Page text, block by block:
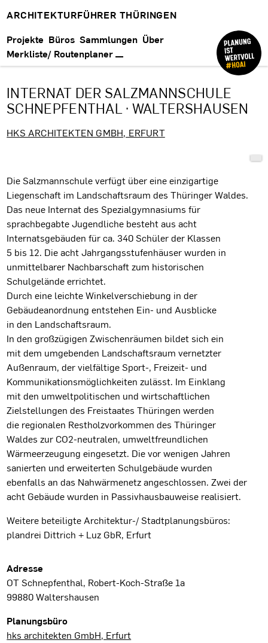
ARCHITEKTURFÜHRER THÜRINGEN
Projekte Büros Sammlungen Über
Merkliste/ Routenplaner
INTERNAT DER SALZMANNSCHULE
SCHNEPFENTHAL · WALTERSHAUSEN
HKS ARCHITEKTEN GMBH, ERFURT
Die Salzmannschule verfügt über eine einzigartige
Liegenschaft im Landschaftsraum des Thüringer Waldes.
Das neue Internat des Spezialgymnasiums für
sprachbegabte Jugendliche besteht aus acht
Internatsgebäuden für ca. 340 Schüler der Klassen
5 bis 12. Die acht Jahrgangsstufenhäuser wurden in
unmittelbarer Nachbarschaft zum historischen
Schulgelände errichtet.
Durch eine leichte Winkelverschiebung in der
Gebäudeanordnung entstehen Ein- und Ausblicke
in den Landschaftsraum.
In den großzügigen Zwischenräumen bildet sich ein
mit dem umgebenden Landschaftsraum vernetzter
Außenraum, der vielfältige Sport-, Freizeit- und
Kommunikationsmöglichkeiten zulässt. Im Einklang
mit den umweltpolitischen und wirtschaftlichen
Zielstellungen des Freistaates Thüringen werden
die regionalen Restholzvorkommen des Thüringer
Waldes zur CO2-neutralen, umweltfreundlichen
Wärmeerzeugung eingesetzt. Die vor wenigen Jahren
sanierten und erweiterten Schulgebäude wurden
ebenfalls an das Nahwärmenetz angeschlossen. Zwei der
acht Gebäude wurden in Passivhausbauweise realisiert.
Weitere beteiligte Architektur-/ Stadtplanungsbüros:
plandrei Dittrich + Luz GbR, Erfurt
Projektdaten
Adresse
OT Schnepfenthal, Robert-Koch-Straße 1a
99880 Waltershausen
Planungsbüro
hks architekten GmbH, Erfurt